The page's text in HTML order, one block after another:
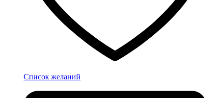
Список желаний